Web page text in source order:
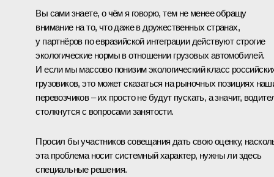
Вы сами знаете, о чём я говорю, тем не менее обращу
внимание на то, что даже в дружественных странах,
у партнёров по евразийской интеграции действуют строгие
экологические нормы в отношении грузовых автомобилей.
И если мы массово понизим экологический класс
грузовиков, это может сказаться на рыночных позициях
перевозчиков – их просто не будут пускать, а значит,
столкнутся с вопросами занятости.
Просил бы участников совещания дать свою оценку,
эта проблема носит системный характер, нужны ли здесь
специальные решения.